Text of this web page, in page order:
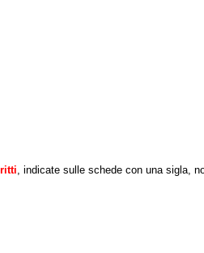
, indicate sulle schede con una sigla,